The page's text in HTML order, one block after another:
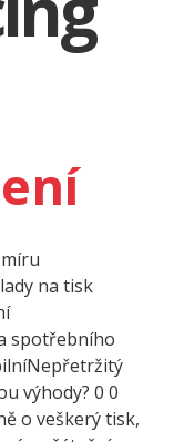
na tisk
spotřebního
výhody? 0 0
o veškerý tisk,